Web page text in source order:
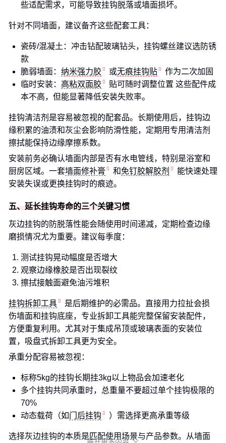
些适配需求，可能导致挂钩脱落或墙面损坏。
针对不同墙面，建议备齐这些配套工具：
瓷砖/混凝土：冲击钻配玻璃钻头，挂钩螺丝建议选防锈
款
脆弱墙面： 纳米强力胶 或无痕挂钩贴
作为二次加固
临时安装： 高粘双面胶
贴可随时调整位置 这些配件成
本不高，但能显著降低安装失败率。
挂钩清洁剂是容易被忽视的配套品。长期使用后，挂钩边
缘积累的油渍和灰尘会影响防滑性能，定期用专用清洁剂
擦拭能保持边缘摩擦系数。
安装前务必确认墙面内部是否有水电管线，特别是浴室和
厨房区域。一套墙面修补膏 和免钉胶解胶剂
能快速处理
安装失误或更换挂钩时的痕迹。
五、延长挂钩寿命的三个关键习惯
灰边挂钩的防脱落性能会随使用时间递减，定期检查边缘
磨损情况尤为重要。建议每季度：
测试挂钩晃动幅度是否增大
观察边缘橡胶是否出现裂纹
擦拭接触面避免油污堆积
挂钩拆卸工具
是后期维护的必需品。直接用力拉扯会损
伤墙面和挂钩底座，专业拆卸工具能完整保留安装配件，
方便重复利用。尤其对于集成吊顶或玻璃表面的安装位
置，吸盘式拆卸工具更为安全。
承重分配容易被忽视：
标称5kg的挂钩长期挂3kg以上物品会加速老化
多个挂钩共同承重时，总重量不要超过单个挂钩极限的
70%
动态载荷（如门后挂钩 ）需选择更高承重等级
选择灰边挂钩的本质是匹配使用场景与产品参数。从墙面
